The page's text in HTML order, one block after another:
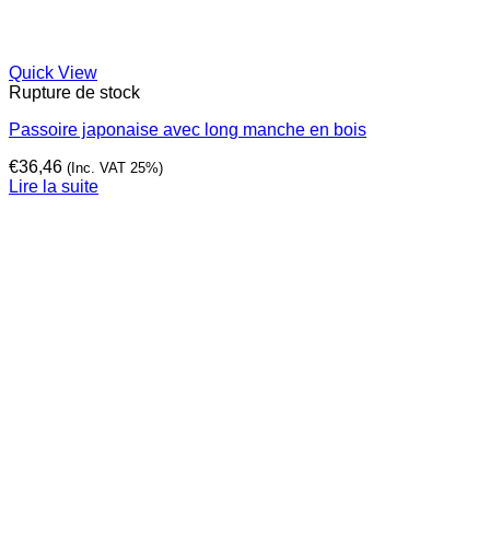
Quick View
Rupture de stock
Passoire japonaise avec long manche en bois
€36,46 (Inc. VAT 25%)
Lire la suite